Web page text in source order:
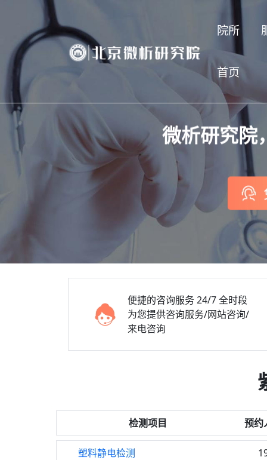
院所
首页
微析研究院
便捷的咨询服务24/7 全时段
为您提供咨询服务/网站咨询/
来电咨询
检测项目 预约
塑料静电检测